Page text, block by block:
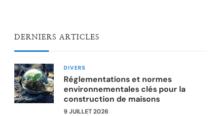
DERNIERS ARTICLES
DIVERS
Réglementations et normes
environnementales clés pour la
construction de maisons
9 JUILLET 2026